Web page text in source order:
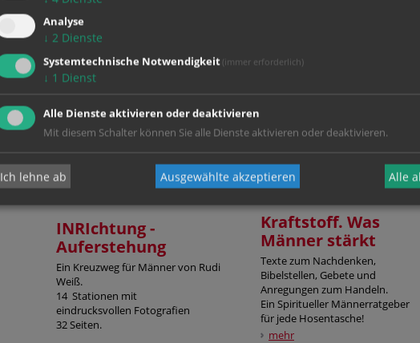
INRIchtung -
Auferstehung
Ein Kreuzweg für Männer von Rudi
Weiß.
14 Stationen mit
eindrucksvollen Fotografien
32 Seiten.
Kraftstoff. Was
Männer stärkt
Texte zum Nachdenken,
Bibelstellen, Gebete und
Anregungen zum Handeln.
Ein Spiritueller Männerratgeber
für jede Hosentasche!
mehr
Analyse
↓ 2 Dienste
Systemtechnische Notwendigkeit (immer erforderlich)
↓ 1 Dienst
Alle Dienste aktivieren oder deaktivieren
Mit diesem Schalter können Sie alle Dienste aktivieren oder deaktivieren.
Ich lehne ab Ausgewählte akzeptieren Alle